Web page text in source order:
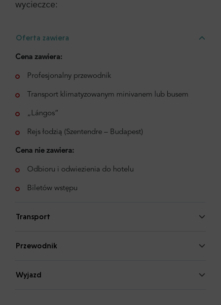
wycieczce:
Oferta zawiera
Cena zawiera:
Profesjonalny przewodnik
Transport klimatyzowanym minivanem lub busem
„Lángos”
Rejs łodzią (Szentendre – Budapest)
Cena nie zawiera:
Odbioru i odwiezienia do hotelu
Biletów wstępu
Transport
Przewodnik
Wyjazd